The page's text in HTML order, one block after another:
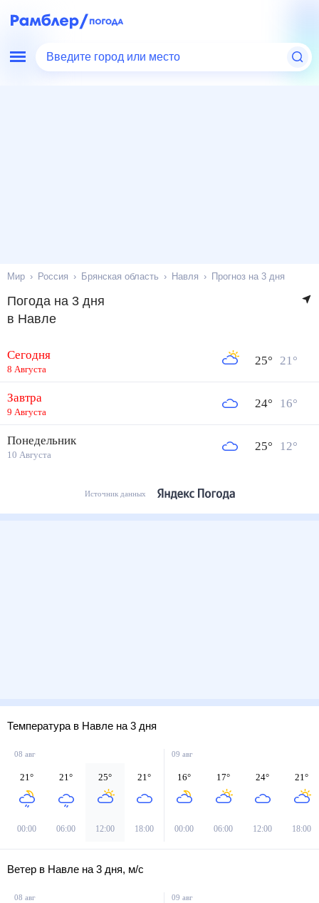
Введите город или место
Мир Россия Брянская область Навля Прогноз на 3 дня
Погода на 3 дня
в Навле
Сегодня
8 Августа
25° 21°
Завтра
9 Августа
24° 16°
Понедельник
10 Августа
25° 12°
Источник данных
Температура в Навле на 3 дня
08 авг
21°
00:00
21°
06:00
25°
12:00
21°
18:00
09 авг
16°
00:00
17°
06:00
24°
12:00
21°
18:00
Ветер в Навле на 3 дня, м/с
08 авг 09 авг